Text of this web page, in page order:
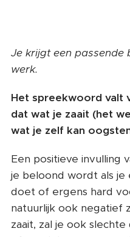
Je krijgt een passende
werk.
Het spreekwoord valt
dat wat je zaait (het
wat je zelf kan
Een positieve invulling
je beloond wordt als
doet of ergens hard
natuurlijk ook negatief
zaait, zal je ook